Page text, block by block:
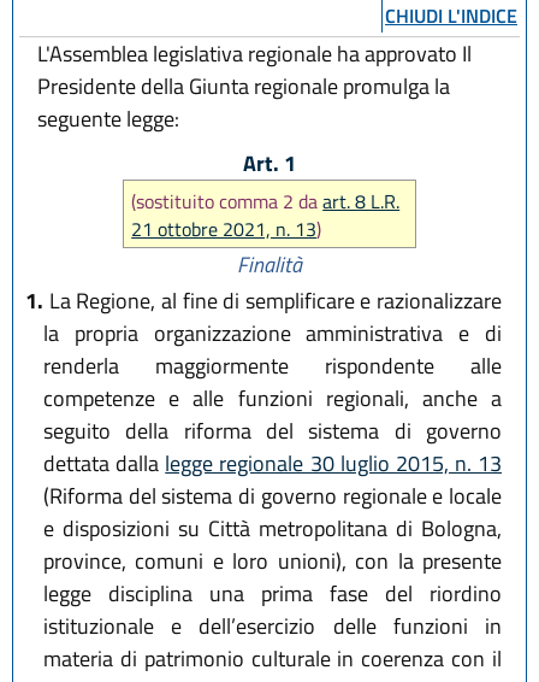
CHIUDI L'INDICE
L'Assemblea legislativa regionale ha approvato Il
Presidente della Giunta regionale promulga la
seguente legge:
Art. 1
(sostituito comma 2 daart. 8 L.R.
21 ottobre 2021, n. 13)
Finalità
1. La Regione, al fine di semplificare e razionalizzare
la propria organizzazione amministrativa e di
renderla maggiormente rispondente alle
competenze e alle funzioni regionali, anche a
seguito della riforma del sistema di governo
dettata dalla legge regionale 30 luglio 2015, n. 13
(Riforma del sistema di governo regionale e locale
e disposizioni su Città metropolitana di Bologna,
province, comuni e loro unioni), con la presente
legge disciplina una prima fase del riordino
istituzionale e dell’esercizio delle funzioni in
materia di patrimonio culturale in coerenza con il